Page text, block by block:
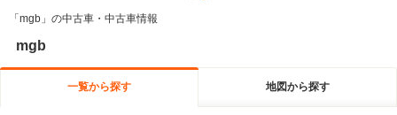
「mgb」の中古車・中古車情報
mgb
一覧から探す 地図から探す